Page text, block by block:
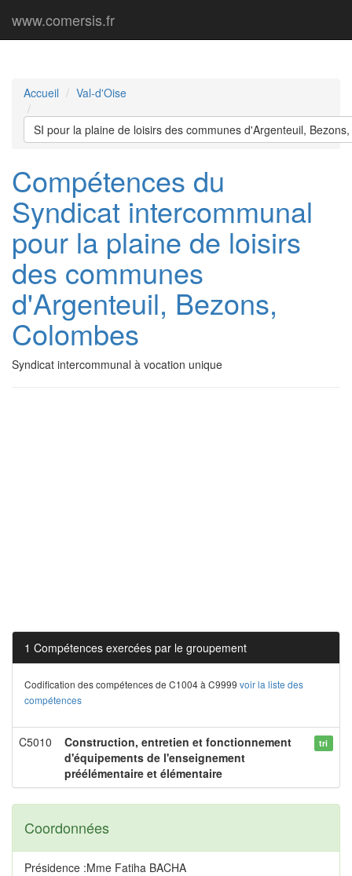
www.comersis.fr
Accueil Val-d'Oise
SI pour la plaine de loisirs des communes d'Argenteuil,
Compétences du
Syndicat intercommunal
pour la plaine de loisirs
des communes
d'Argenteuil, Bezons,
Colombes
Syndicat intercommunal à vocation unique
1 Compétences exercées par le groupement
Codification des compétences de C1004 à C9999 voir la liste des
compétences
C5010
Construction, entretien et fonctionnement
d'équipements de l'enseignement
préélémentaire et élémentaire
tri
Coordonnées
Présidence :Mme Fatiha BACHA